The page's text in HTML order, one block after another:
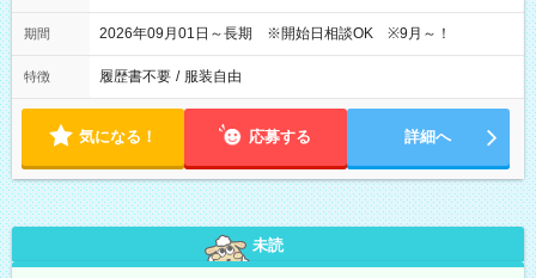
期間 2026年09月01日～長期 ※開始日相談OK ※9月～！
特徴 履歴書不要 / 服装自由
気になる！ 応募する 詳細へ
未読